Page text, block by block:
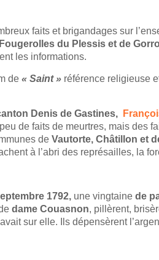
faits et brigandages sur
du Plessis et de
les informations.
de « Saint » référence religieuse
Denis de Gastines,
de faits de meurtres, mais des
de Vautorte, Châtillon et
à l’abri des représailles, la
1792, une vingtaine de
dame Couasnon, pillèrent,
sur elle. Ils dépensèrent